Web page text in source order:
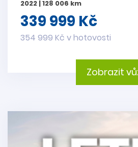
2022 | 128 006 km
339 999 Kč
354 999 Kč v hotovosti
Zobrazit